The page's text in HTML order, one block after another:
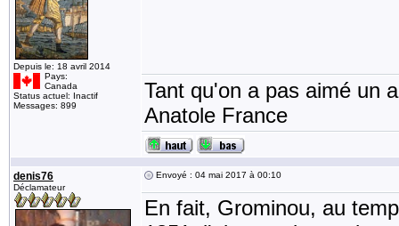
Depuis le: 18 avril 2014
Pays:
Canada
Status actuel: Inactif
Messages: 899
Tant qu'on a pas aimé un
Anatole France
denis76
Déclamateur
Envoyé : 04 mai 2017 à 00:10
En fait, Grominou, au